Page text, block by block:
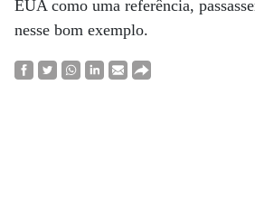
EUA como uma referência,
nesse bom exemplo.